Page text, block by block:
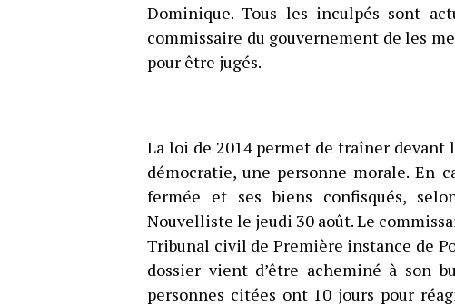
Dominique. Tous les inculpés sont
commissaire du gouvernement de les
pour être jugés.
La loi de 2014 permet de traîner
démocratie, une personne morale. En
fermée et ses biens confisqués,
Nouvelliste le jeudi 30 août. Le
Tribunal civil de Première instance de
dossier vient d’être acheminé à son
personnes citées ont 10 jours pour